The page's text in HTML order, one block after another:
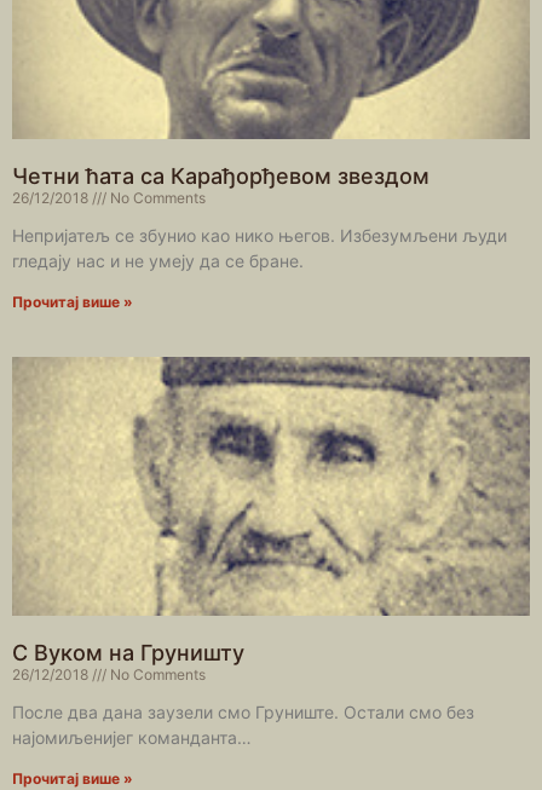
Четни ћата са Карађорђевом звездом
26/12/2018 No Comments
Непријатељ се збунио као нико његов. Избезумљени људи
гледају нас и не умеју да се бране.
Прочитај више »
С Вуком на Груништу
26/12/2018 No Comments
После два дана заузели смо Груниште. Остали смо без
најомиљенијег команданта…
Прочитај више »